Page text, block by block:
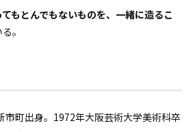
もとんでもないものを、一緒に造るこ
。
市町出身。1972年大阪芸術大学美術科卒